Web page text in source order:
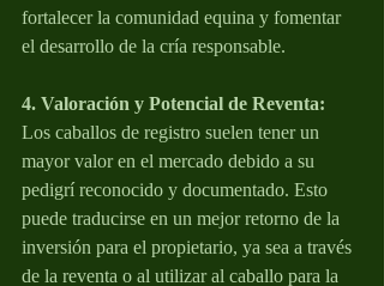
fortalecer la comunidad equina y fomentar
el desarrollo de la cría responsable.
4. Valoración y Potencial de Reventa:
Los caballos de registro suelen tener un
mayor valor en el mercado debido a su
pedigrí reconocido y documentado. Esto
puede traducirse en un mejor retorno de la
inversión para el propietario, ya sea a través
de la reventa o al utilizar al caballo para la